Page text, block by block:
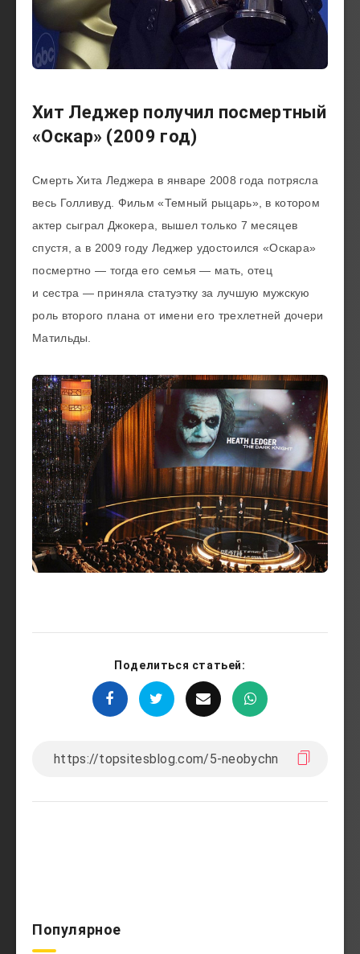
Хит Леджер получил посмертный
«Оскар» (2009 год)
Смерть Хита Леджера в январе 2008 года потрясла
весь Голливуд. Фильм «Темный рыцарь», в котором
актер сыграл Джокера, вышел только 7 месяцев
спустя, а в 2009 году Леджер удостоился «Оскара»
посмертно — тогда его семья — мать, отец
и сестра — приняла статуэтку за лучшую мужскую
роль второго плана от имени его трехлетней дочери
Матильды.
Поделиться статьей:
Популярное